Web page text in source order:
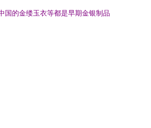
国的金缕玉衣等都是早期金银制品